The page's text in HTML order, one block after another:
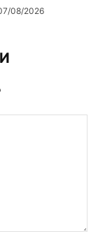
08/2026